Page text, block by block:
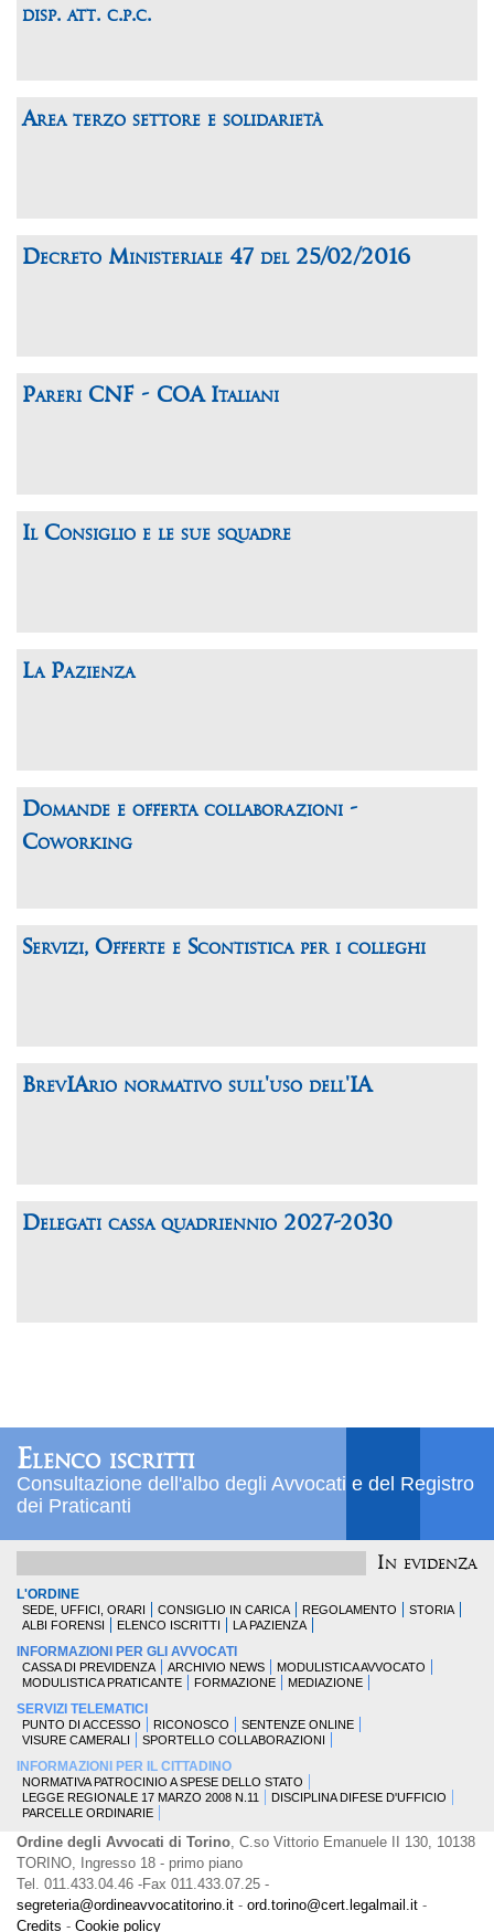
disp. att. c.p.c.
Area terzo settore e solidarietà
Decreto Ministeriale 47 del 25/02/2016
Pareri CNF - COA Italiani
Il Consiglio e le sue squadre
La Pazienza
Domande e offerta collaborazioni -
Coworking
Servizi, Offerte e Scontistica per i colleghi
BrevIArio normativo sull'uso dell'IA
Delegati cassa quadriennio 2027-2030
Elenco iscritti
Consultazione dell'albo degli Avvocati e del Registro
dei Praticanti
In evidenza
L'ORDINE
SEDE, UFFICI, ORARI CONSIGLIO IN CARICA REGOLAMENTO
STORIA
ALBI FORENSI
ELENCO ISCRITTI LA PAZIENZA
INFORMAZIONI PER GLI AVVOCATI
CASSA DI PREVIDENZA ARCHIVIO NEWS
MODULISTICA AVVOCATO
MODULISTICA PRATICANTE
FORMAZIONE MEDIAZIONE
SERVIZI TELEMATICI
PUNTO DI ACCESSO RICONOSCO
SENTENZE ONLINE
VISURE CAMERALI
SPORTELLO COLLABORAZIONI
INFORMAZIONI PER IL CITTADINO
NORMATIVA PATROCINIO A SPESE DELLO STATO
LEGGE REGIONALE 17 MARZO 2008 N.11
DISCIPLINA DIFESE D'UFFICIO
PARCELLE ORDINARIE
Ordine degli Avvocati di Torino, C.so Vittorio Emanuele II 130, 10138
TORINO, Ingresso 18 - primo piano
Tel. 011.433.04.46 -Fax 011.433.07.25 -
segreteria@ordineavvocatitorino.it - ord.torino@cert.legalmail.it -
Credits - Cookie policy